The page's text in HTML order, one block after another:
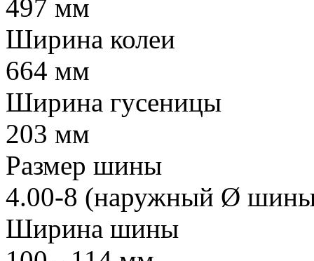
497 мм
Ширина колеи
664 мм
Ширина гусеницы
203 мм
Размер шины
4.00-8 (наружный Ø
Ширина шины